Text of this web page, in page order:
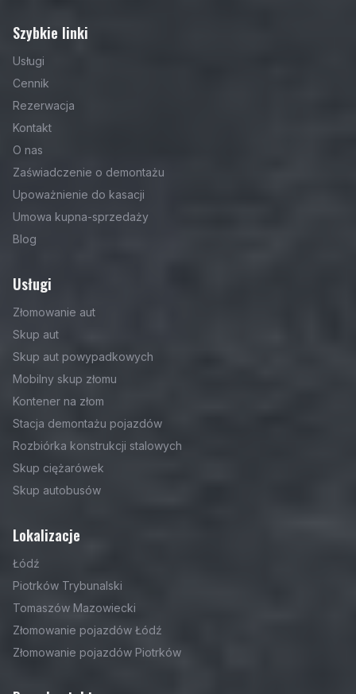
Szybkie linki
Usługi
Cennik
Rezerwacja
Kontakt
O nas
Zaświadczenie o demontażu
Upoważnienie do kasacji
Umowa kupna-sprzedaży
Blog
Usługi
Złomowanie aut
Skup aut
Skup aut powypadkowych
Mobilny skup złomu
Kontener na złom
Stacja demontażu pojazdów
Rozbiórka konstrukcji stalowych
Skup ciężarówek
Skup autobusów
Lokalizacje
Łódź
Piotrków Trybunalski
Tomaszów Mazowiecki
Złomowanie pojazdów Łódź
Złomowanie pojazdów Piotrków